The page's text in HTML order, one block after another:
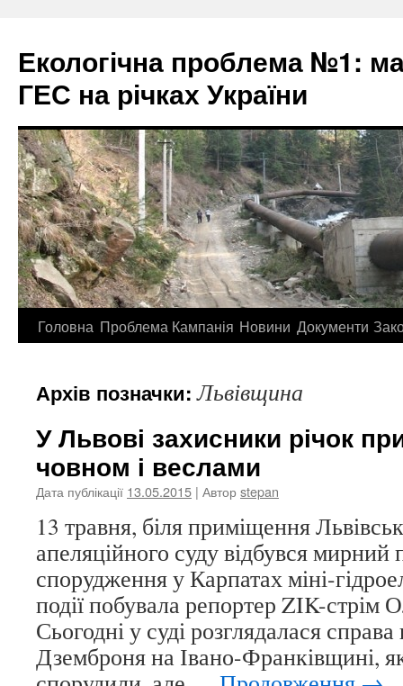
Екологічна проблема №1:
ГЕС на річках України
Перейти
контенту
Головна Проблема Кампанія Новини Документи
Архів позначки:Львівщина
У Львові захисники річок
човном і веслами
Дата публікації 13.05.2015 | Авторstepan
13 травня, біля приміщення
апеляційного суду відбувся мирний
спорудження у Карпатах міні-
події побувала репортер ZIK-стрім
Сьогодні у суді розглядалася
Дземброня на Івано-Франківщині,